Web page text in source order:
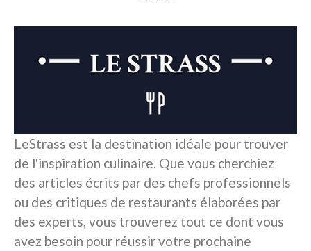
LeStrass est la destination idéale pour trouver
de l'inspiration culinaire. Que vous cherchiez
des articles écrits par des chefs professionnels
ou des critiques de restaurants élaborées par
des experts, vous trouverez tout ce dont vous
avez besoin pour réussir votre prochaine